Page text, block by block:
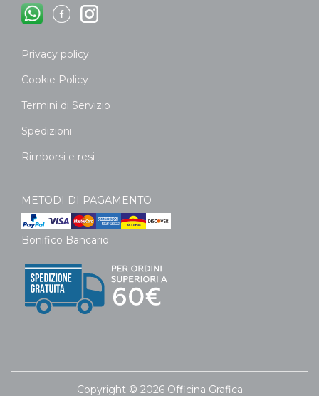
Privacy policy
Cookie Policy
Termini di Servizio
Spedizioni
Rimborsi e resi
METODI DI PAGAMENTO
Bonifico Bancario
Copyright © 2026 Officina Grafica